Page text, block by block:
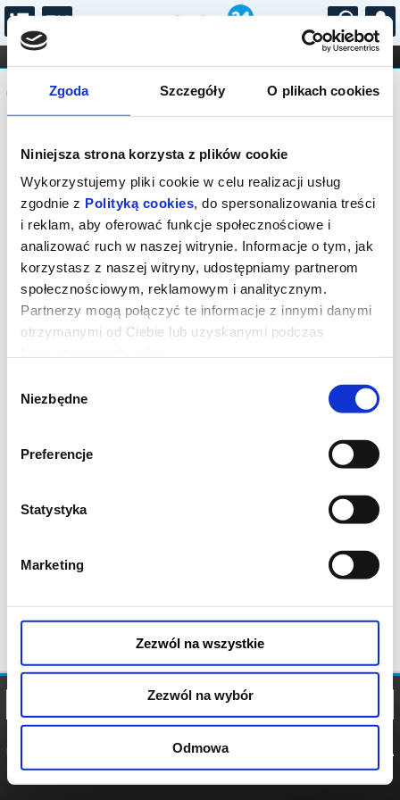
Zgoda Szczegóły O plikach cookies
Niniejsza strona korzysta z plików cookie
Wykorzystujemy pliki cookie w celu realizacji usług
zgodnie z Polityką cookies, do spersonalizowania treści
i reklam, aby oferować funkcje społecznościowe i
analizować ruch w naszej witrynie. Informacje o tym, jak
korzystasz z naszej witryny, udostępniamy partnerom
społecznościowym, reklamowym i analitycznym.
Partnerzy mogą połączyć te informacje z innymi danymi
otrzymanymi od Ciebie lub uzyskanymi podczas
zgody
Niezbędne
Preferencje
Statystyka
Marketing
Zezwól na wszystkie
Zezwól na wybór
Odmowa
...
FILHARMONIA OPERA I BALET
STAND-UP
DLA DZIECI
Komunikat
Seans wyprzedany.
POLITYKA
POLITYKA